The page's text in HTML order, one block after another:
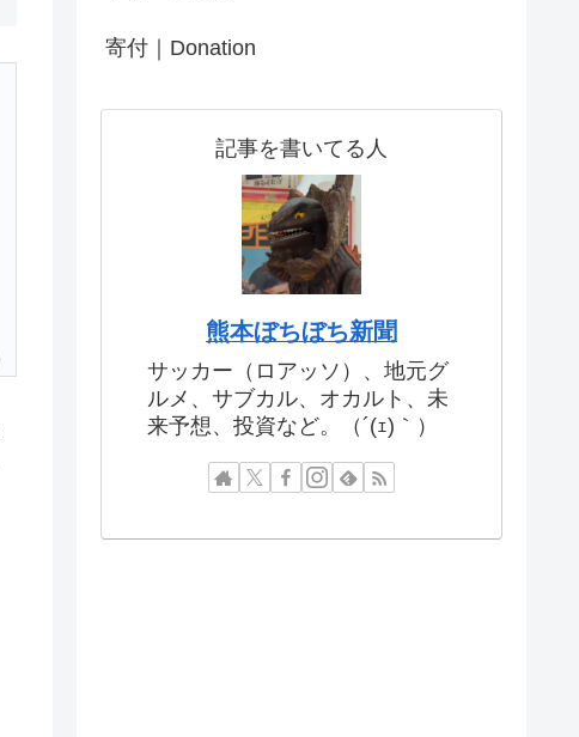
寄付｜Donation
記事を書いてる人
熊本ぼちぼち新聞
サッカー（ロアッソ）、地元グ
ルメ、サブカル、オカルト、未
来予想、投資など。（´(ｪ)｀）